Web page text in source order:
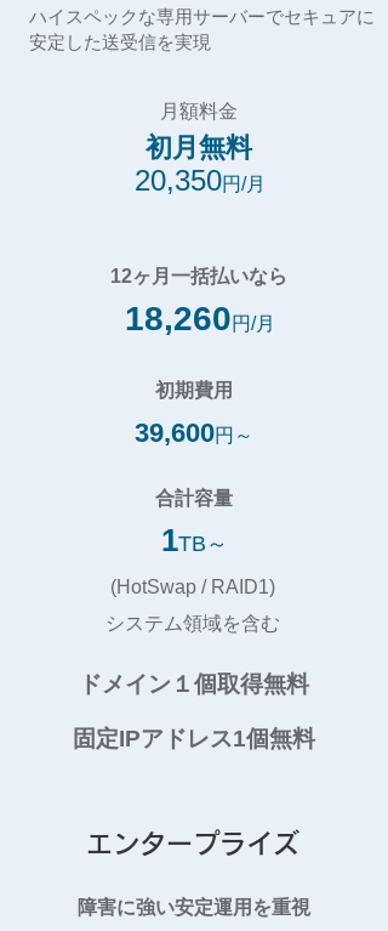
ハイスペックな専用サーバーでセキュアに
安定した送受信を実現
12ヶ月一括払いなら
18,260円/月
月額料金
20,350円/月
​初月無料
初期費用
39,600円～
合計容量
1TB～
(HotSwap / RAID1)
システム領域を含む
ドメイン１個取得無料
固定IPアドレス1個無料
エンタープライズ
障害に強い安定運用を重視